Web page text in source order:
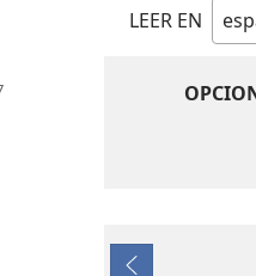
LEER EN